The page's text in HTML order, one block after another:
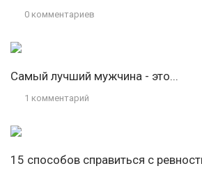
0 комментариев
Самый лучший мужчина - это...
1 комментарий
15 способов справиться с